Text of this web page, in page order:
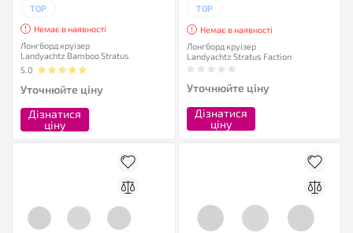
TOP
Немає в наявності
Лонгборд круізер
Landyachtz Bamboo Stratus
5.0
Уточнюйте ціну
Дізнатися
ціну
TOP
Немає в наявності
Лонгборд круізер
Landyachtz Stratus Faction
Уточнюйте ціну
Дізнатися
ціну